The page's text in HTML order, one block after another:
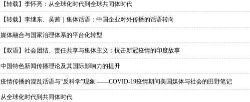
【转载】李怀亮：从全球化时代到全球共同体时代
【转载】李继东、吴茜｜集体话语：中国企业对外传播的话语转向
媒体融合与国家治理体系的平台化转型
【双语】社会团结、责任共享与集体主义：抗击新冠疫情的印度故事
中国特色新闻传播理论及其国际影响力的提升
疫情传播的混乱话语与“反科学”现象 ——COVID-19疫情期间美国媒体与社会的田野笔记
从全球化时代到共同体时代